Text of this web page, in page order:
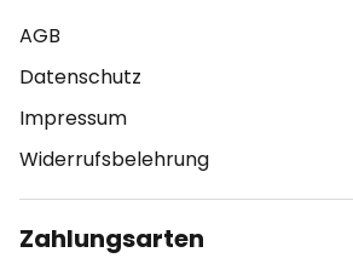
AGB
Datenschutz
Impressum
Widerrufsbelehrung
Zahlungsarten